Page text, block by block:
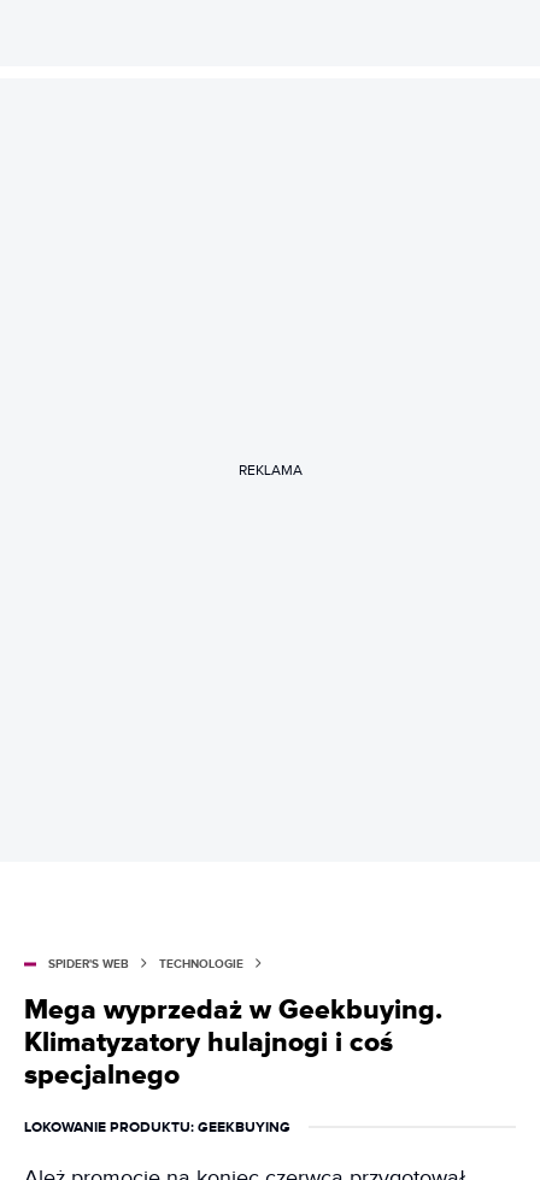
REKLAMA
SPIDER'S WEB TECHNOLOGIE
Mega wyprzedaż w Geekbuying.
Klimatyzatory hulajnogi i coś
specjalnego
LOKOWANIE PRODUKTU: GEEKBUYING